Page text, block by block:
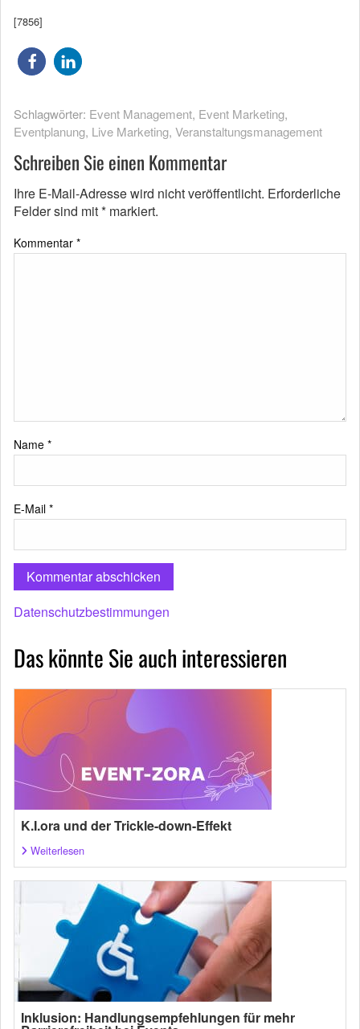
[7856]
Schlagwörter: Event Management, Event Marketing,
Eventplanung, Live Marketing, Veranstaltungsmanagement
Schreiben Sie einen Kommentar
Ihre E-Mail-Adresse wird nicht veröffentlicht. Erforderliche
Felder sind mit* markiert.
Kommentar *
Name *
E-Mail *
Datenschutzbestimmungen
Das könnte Sie auch interessieren
K.I.ora und der Trickle-down-Effekt
Weiterlesen
Inklusion: Handlungsempfehlungen für mehr